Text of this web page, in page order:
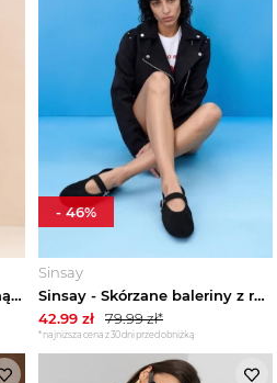
Sinsay - Baleriny z elastyczną gumą - różowy
Sinsay
Sinsay - Skórzane baleriny z regulowanym paskiem - czarny
42.99 zł 79.99zł*
*najniższa cena z 30 dni przed obniżką
- 46%